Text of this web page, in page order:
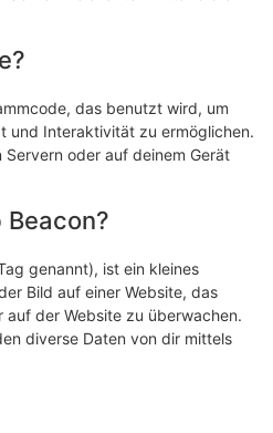
das benutzt wird, um
und Interaktivität zu ermöglichen.
oder auf deinem Gerät
Beacon?
genannt), ist ein kleines
Bild auf einer Website, das
der Website zu überwachen.
diverse Daten von dir mittels